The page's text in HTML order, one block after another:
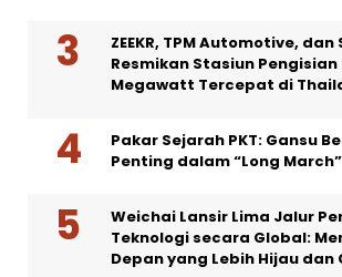
ZEEKR, TPM Automotive, dan
Resmikan Stasiun Pengisian
Megawatt Tercepat di
Pakar Sejarah PKT: Gansu
Penting dalam “Long March”
Weichai Lansir Lima Jalur
Teknologi secara Global:
Depan yang Lebih Hijau dan